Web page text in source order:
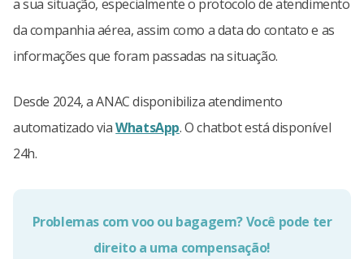
a sua situação, especialmente o protocolo de atendimento
da companhia aérea, assim como a data do contato e as
informações que foram passadas na situação.
Desde 2024, a ANAC disponibiliza atendimento
automatizado viaWhatsApp. O chatbot está disponível
24h.
Problemas com voo ou bagagem? Você pode ter
direito a uma compensação!